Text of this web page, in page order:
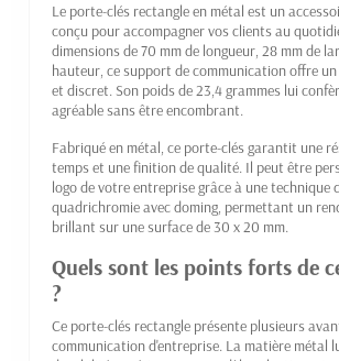
Le porte-clés rectangle en métal est un
conçu pour accompagner vos clients au
dimensions de 70 mm de longueur, 28 mm de
hauteur, ce support de communication offre
et discret. Son poids de 23,4 grammes lui
agréable sans être encombrant.
Fabriqué en métal, ce porte-clés garantit une
temps et une finition de qualité. Il peut être
logo de votre entreprise grâce à une technique
quadrichromie avec doming, permettant un
brillant sur une surface de 30 x 20 mm.
Quels sont les points forts de
?
Ce porte-clés rectangle présente plusieurs
communication d'entreprise. La matière métal